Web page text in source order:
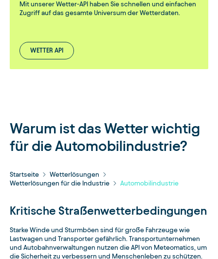
Mit unserer Wetter-API haben Sie schnellen und einfachen
Zugriff auf das gesamte Universum der Wetterdaten.
WETTER API
Warum ist das Wetter wichtig
für die Automobilindustrie?
Startseite
Wetterlösungen
Wetterlösungen für die Industrie
Automobilindustrie
Kritische Straßenwetterbedingungen
Starke Winde und Sturmböen sind für große Fahrzeuge wie
Lastwagen und Transporter gefährlich. Transportunternehmen
und Autobahnverwaltungen nutzen die API von Meteomatics, um
die Sicherheit zu verbessern und Menschenleben zu schützen.